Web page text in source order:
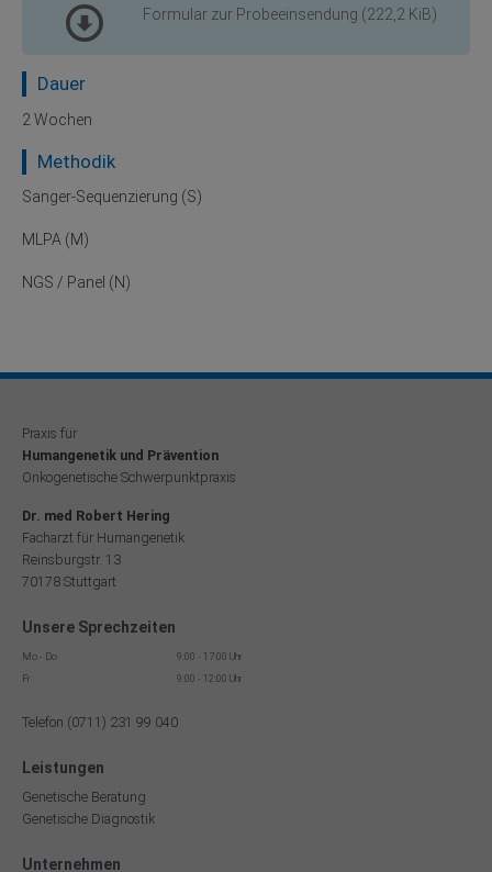
Formular zur Probeeinsendung (222,2 KiB)
Dauer
2 Wochen
Methodik
Sanger-Sequenzierung (S)
MLPA (M)
NGS / Panel (N)
Praxis für
Humangenetik und Prävention
Onkogenetische Schwerpunktpraxis
Dr. med Robert Hering
Facharzt für Humangenetik
Reinsburgstr. 13
70178 Stuttgart
Unsere Sprechzeiten
Mo - Do
9:00 - 17:00 Uhr
Fr
9:00 - 12:00 Uhr
Telefon (0711) 231 99 040
Leistungen
Genetische Beratung
Genetische Diagnostik
Unternehmen